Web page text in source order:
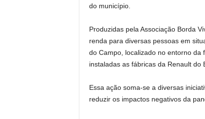
do município.
Produzidas pela Associação Borda
renda para diversas pessoas em
do Campo, localizado no entorno da
instaladas as fábricas da Renault do
Essa ação soma-se a diversas
reduzir os impactos negativos da